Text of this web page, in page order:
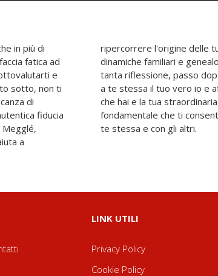
in più di
fatica ad
e
sotto, non ti
di
fiducia
a
dalle
esercizi e
rivelare
il valore
gioiosa. Con
te stessa e con gli altri.
LINK UTILI
Privacy Policy
Cookie Policy